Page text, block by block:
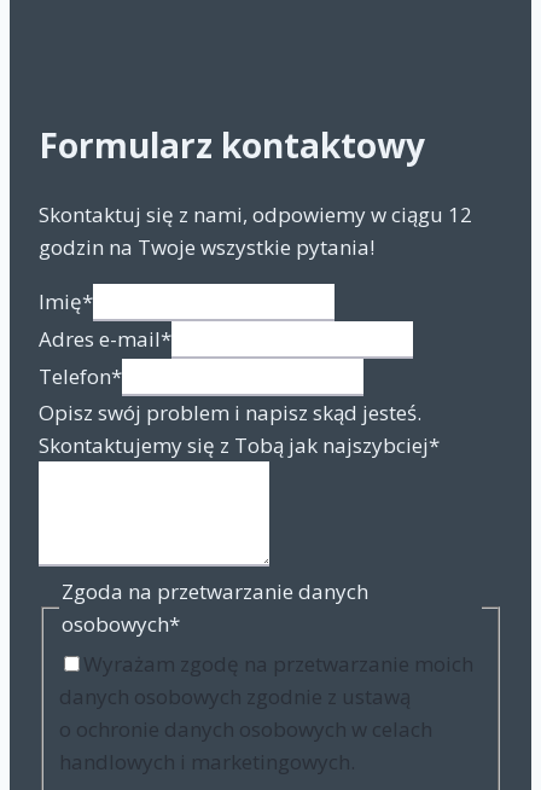
Formularz kontaktowy
Skontaktuj się z nami, odpowiemy w ciągu 12
godzin na Twoje wszystkie pytania!
Imię*
Adres e-mail*
Telefon*
Opisz swój problem i napisz skąd jesteś.
Skontaktujemy się z Tobą jak najszybciej*
Zgoda na przetwarzanie danych
osobowych*
Wyrażam zgodę na przetwarzanie moich
danych osobowych zgodnie z ustawą
o ochronie danych osobowych w celach
handlowych i marketingowych.